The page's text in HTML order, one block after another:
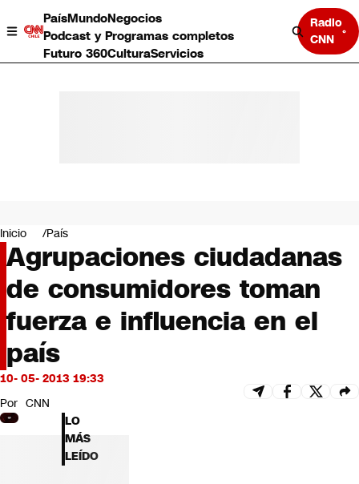
PaísMundoNegocios
Podcast y Programas completos
Futuro 360CulturaServicios
Radio
CNN
Negocios
Deportes
Programas completos
Cultura
Servicios
Bits
CNN Data
CNN tiempo
Futuro 360
Inicio País
Agrupaciones ciudadanas
de consumidores toman
fuerza e influencia en el
país
10- 05- 2013 19:33
Por CNN
LO
MÁS
LEÍDO